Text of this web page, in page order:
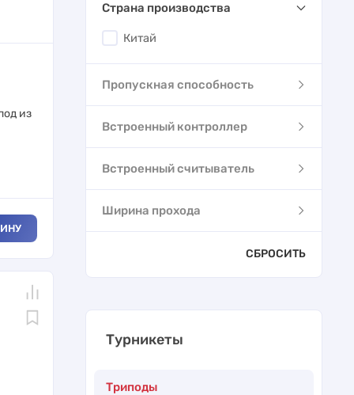
из
Страна производства
Китай
Пропускная способность
Встроенный контроллер
Встроенный считыватель
Ширина прохода
СБРОСИТЬ
Турникеты
Триподы